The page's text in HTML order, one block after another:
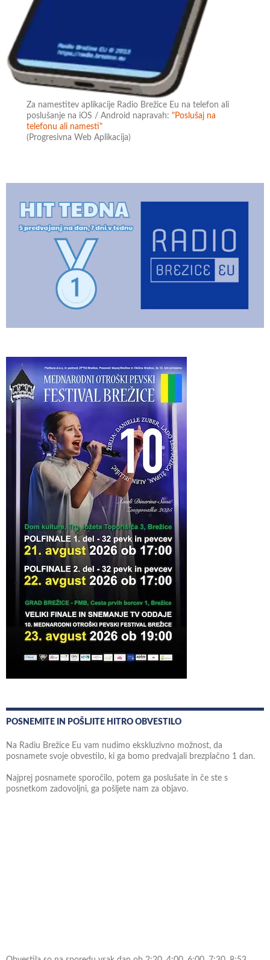
Za namestitev aplikacije Radio Brežice Eu na telefon ali
poslušanje na iOS / Android napravah:"Poslušaj na
telefonu ali namesti"
(Progresivna Web Aplikacija)
POSNEMITE IN POŠLJITE HITRO OBVESTILO
Na Radiu Brežice Eu vam nudimo ekskluzivno možnost, da
posnamete svoje obvestilo, ki ga bomo predvajali brezplačno 1 dan.
Najprej posnamete sporočilo, potem ga poslušate in če ste s
posnetkom zadovoljni, ga pošljete nam za objavo.